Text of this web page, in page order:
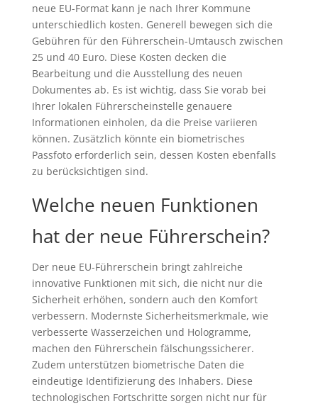
neue EU-Format kann je nach Ihrer Kommune
unterschiedlich kosten. Generell bewegen sich die
Gebühren für den Führerschein-Umtausch zwischen
25 und 40 Euro. Diese Kosten decken die
Bearbeitung und die Ausstellung des neuen
Dokumentes ab. Es ist wichtig, dass Sie vorab bei
Ihrer lokalen Führerscheinstelle genauere
Informationen einholen, da die Preise variieren
können. Zusätzlich könnte ein biometrisches
Passfoto erforderlich sein, dessen Kosten ebenfalls
zu berücksichtigen sind.
Welche neuen Funktionen
hat der neue Führerschein?
Der neue EU-Führerschein bringt zahlreiche
innovative Funktionen mit sich, die nicht nur die
Sicherheit erhöhen, sondern auch den Komfort
verbessern. Modernste Sicherheitsmerkmale, wie
verbesserte Wasserzeichen und Hologramme,
machen den Führerschein fälschungssicherer.
Zudem unterstützen biometrische Daten die
eindeutige Identifizierung des Inhabers. Diese
technologischen Fortschritte sorgen nicht nur für